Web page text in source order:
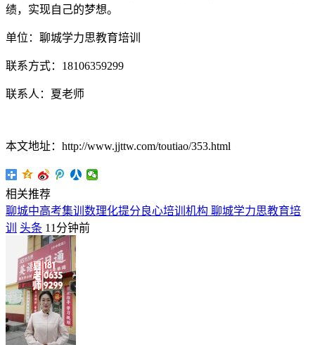
绩，实现自己的梦想。
单位：聊城学力思教育培训
联系方式：18106359299
联系人：夏老师
本文地址：http://www.jjttw.com/toutiao/353.html
相关推荐
聊城中高考集训数理化提分良心培训机构 聊城学力思教育培
训
头条 11分钟前